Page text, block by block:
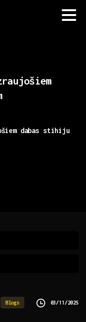
dabas stihiju
Blogs 03/11/2025